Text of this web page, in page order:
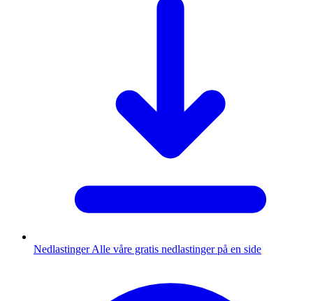
Nedlastinger Alle våre gratis nedlastinger på en side